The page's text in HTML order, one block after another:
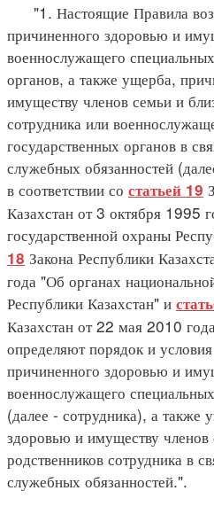
"1. Настоящие Правила
причиненного здоровью и
военнослужащего
органов, а также ущерба,
имуществу членов семьи и
сотрудника или
государственных органов в
служебных обязанностей
в соответствии со статьей 19
Казахстан от 3 октября 1995
государственной охраны
18 Закона Республики
года "Об органах
Республики Казахстан" и
Казахстан от 22 мая 2010
определяют порядок и
причиненного здоровью и
военнослужащего
(далее - сотрудника), а также
здоровью и имуществу членов
родственников сотрудника в
служебных обязанностей.".